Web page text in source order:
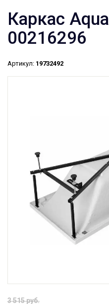
Каркас
00216296
Артикул: 19732492
3 515 руб.